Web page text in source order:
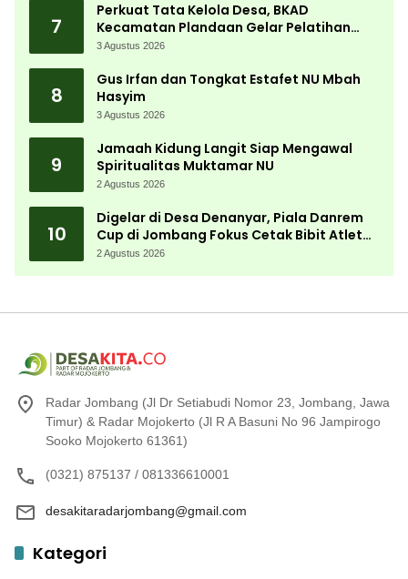
7
Perkuat Tata Kelola Desa, BKAD
Kecamatan Plandaan Gelar Pelatihan
Aparatur Pemdes
3 Agustus 2026
8
Gus Irfan dan Tongkat Estafet NU Mbah
Hasyim
3 Agustus 2026
9
Jamaah Kidung Langit Siap Mengawal
Spiritualitas Muktamar NU
2 Agustus 2026
10
Digelar di Desa Denanyar, Piala Danrem
Cup di Jombang Fokus Cetak Bibit Atlet
Menembak Berprestasi
2 Agustus 2026
Radar Jombang (Jl Dr Setiabudi Nomor 23, Jombang, Jawa
Timur) & Radar Mojokerto (Jl R A Basuni No 96 Jampirogo
Sooko Mojokerto 61361)
(0321) 875137 / 081336610001
desakitaradarjombang@gmail.com
Kategori